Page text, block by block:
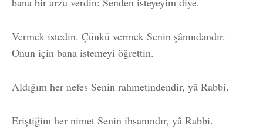
Vermek istedin. Çünkü vermek Senin şânındandır.
Onun için bana istemeyi öğrettin.
Aldığım her nefes Senin rahmetindendir, yâ Rabbi.
Eriştiğim her nimet Senin ihsanındır, yâ Rabbi.